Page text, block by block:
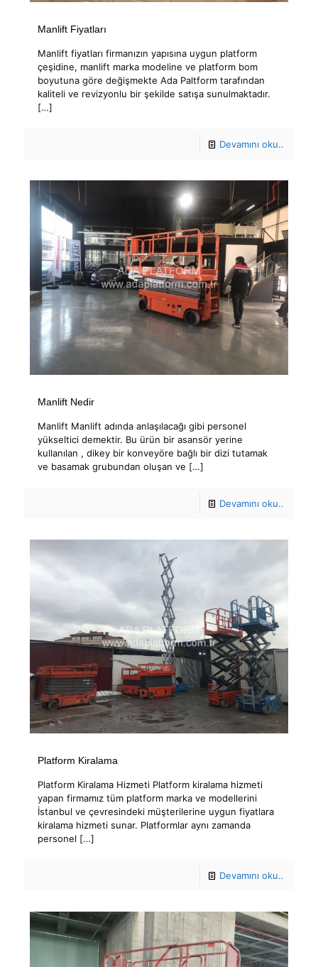
Manlift Fiyatları
Manlift fiyatları firmanızın yapısına uygun platform
çeşidine, manlift marka modeline ve platform bom
boyutuna göre değişmekte Ada Paltform tarafından
kaliteli ve revizyonlu bir şekilde satışa sunulmaktadır.
[…]
Devamını oku..
Manlift Nedir
Manlift Manlift adında anlaşılacağı gibi personel
yükseltici demektir. Bu ürün bir asansör yerine
kullanılan , dikey bir konveyöre bağlı bir dizi tutamak
ve basamak grubundan oluşan ve […]
Devamını oku..
Platform Kiralama
Platform Kiralama Hizmeti Platform kiralama hizmeti
yapan firmamız tüm platform marka ve modellerini
İstanbul ve çevresindeki müşterilerine uygun fiyatlara
kiralama hizmeti sunar. Platformlar aynı zamanda
personel […]
Devamını oku..